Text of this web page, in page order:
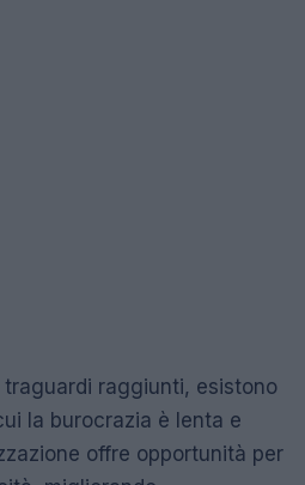
raggiunti, esistono
la burocrazia è lenta e
offre opportunità per